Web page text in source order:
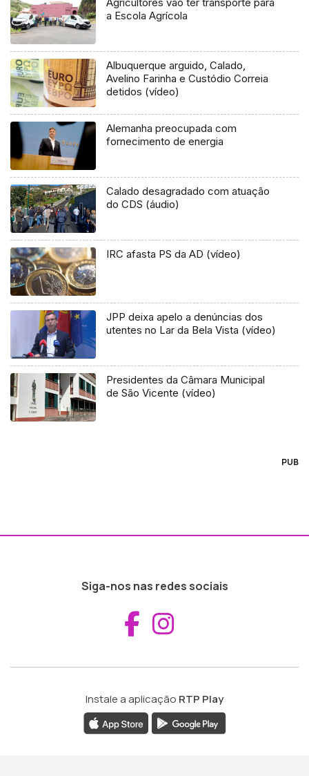
Agricultores vão ter transporte para
a Escola Agrícola
Albuquerque arguido, Calado,
Avelino Farinha e Custódio Correia
detidos (vídeo)
Alemanha preocupada com
fornecimento de energia
Calado desagradado com atuação
do CDS (áudio)
IRC afasta PS da AD (vídeo)
JPP deixa apelo a denúncias dos
utentes no Lar da Bela Vista (vídeo)
Presidentes da Câmara Municipal
de São Vicente (vídeo)
PUB
Siga-nos nas redes sociais
Aceder ao
Instale a aplicação RTP Play